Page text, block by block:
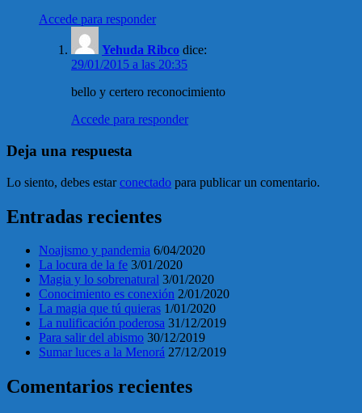
Accede para responder
Yehuda Ribco dice:
29/01/2015 a las 20:35
bello y certero reconocimiento
Accede para responder
Deja una respuesta
Lo siento, debes estarconectado para publicar un comentario.
Entradas recientes
Noajismo y pandemia 6/04/2020
La locura de la fe 3/01/2020
Magia y lo sobrenatural 3/01/2020
Conocimiento es conexión 2/01/2020
La magia que tú quieras 1/01/2020
La nulificación poderosa 31/12/2019
Para salir del abismo 30/12/2019
Sumar luces a la Menorá 27/12/2019
Comentarios recientes